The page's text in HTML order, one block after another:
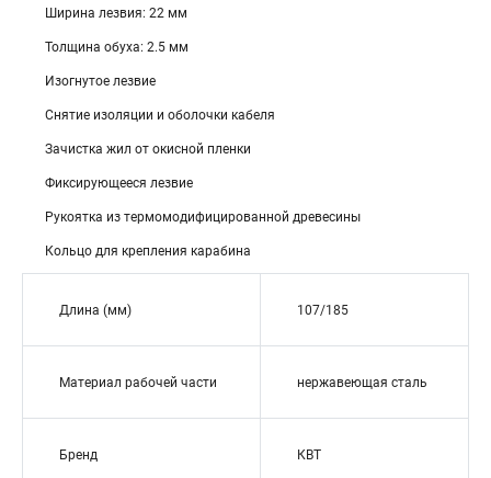
Ширина лезвия: 22 мм
Толщина обуха: 2.5 мм
Изогнутое лезвие
Снятие изоляции и оболочки кабеля
Зачистка жил от окисной пленки
Фиксирующееся лезвие
Рукоятка из термомодифицированной древесины
Кольцо для крепления карабина
Длина (мм) 107/185
Материал рабочей части нержавеющая сталь
Бренд КВТ